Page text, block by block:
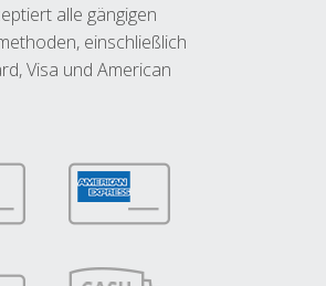
alle gängigen
einschließlich
Visa und American